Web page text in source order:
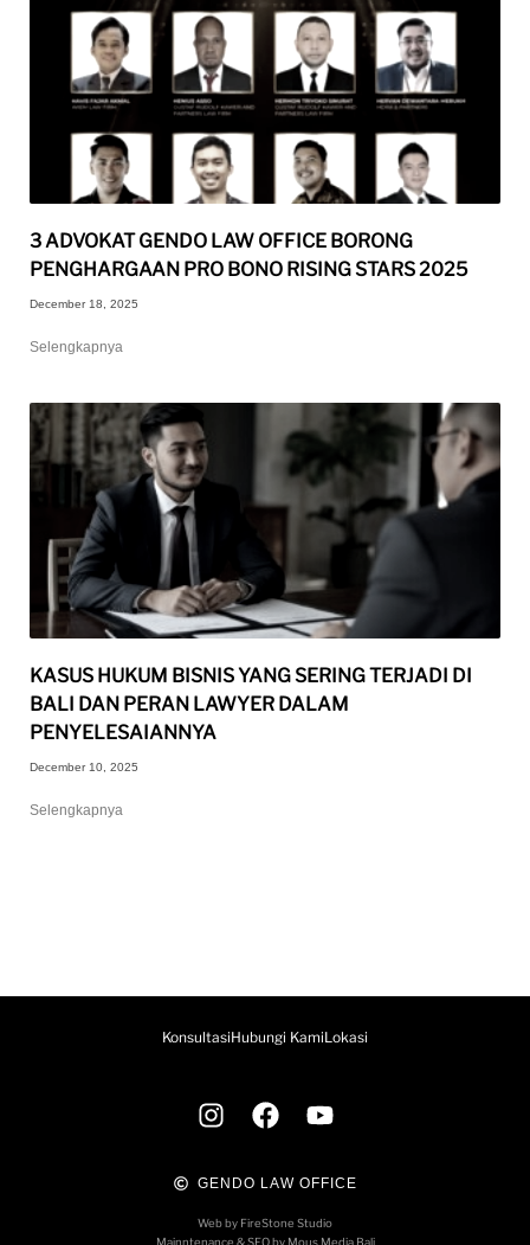
3 ADVOKAT GENDO LAW OFFICE BORONG
PENGHARGAAN PRO BONO RISING STARS 2025
December 18, 2025
Selengkapnya
KASUS HUKUM BISNIS YANG SERING TERJADI DI
BALI DAN PERAN LAWYER DALAM
PENYELESAIANNYA
December 10, 2025
Selengkapnya
KonsultasiHubungi KamiLokasi
GENDO LAW OFFICE
Web by FireStone Studio
Mainntenance & SEO by Mous Media Bali